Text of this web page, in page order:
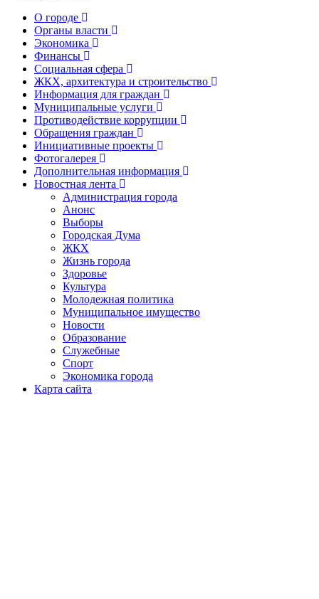
О городе
Органы власти
Экономика
Финансы
Социальная сфера
ЖКХ, архитектура и строительство
Информация для граждан
Муниципальные услуги
Противодействие коррупции
Обращения граждан
Инициативные проекты
Фотогалерея
Дополнительная информация
Новостная лента
Администрация города
Анонс
Выборы
Городская Дума
ЖКХ
Жизнь города
Здоровье
Культура
Молодежная политика
Муниципальное имущество
Новости
Образование
Служебные
Спорт
Экономика города
Карта сайта